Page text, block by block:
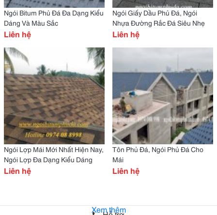
Ngói Bitum Phủ Đá Đa Dạng Kiểu
Dáng Và Màu Sắc
Liên hệ
Ngói Giấy Dầu Phủ Đá, Ngói
Nhựa Đường Rắc Đá Siêu Nhẹ
Liên hệ
Ngói Lợp Mái Mới Nhất Hiện Nay,
Ngói Lợp Đa Dạng Kiểu Dáng
Liên hệ
Tôn Phủ Đá, Ngói Phủ Đá Cho
Mái
Liên hệ
Xem thêm